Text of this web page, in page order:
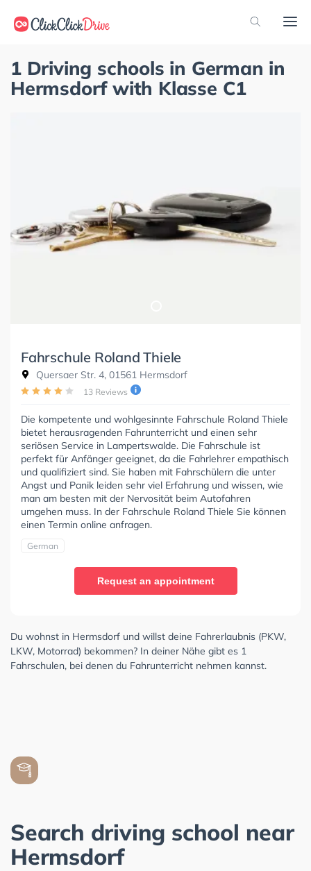
1 Driving schools in German in
Hermsdorf with Klasse C1
Fahrschule Roland Thiele
Quersaer Str. 4, 01561 Hermsdorf
13 Reviews
Die kompetente und wohlgesinnte Fahrschule Roland Thiele
bietet herausragenden Fahrunterricht und einen sehr
seriösen Service in Lampertswalde. Die Fahrschule ist
perfekt für Anfänger geeignet, da die Fahrlehrer empathisch
und qualifiziert sind. Sie haben mit Fahrschülern die unter
Angst und Panik leiden sehr viel Erfahrung und wissen, wie
man am besten mit der Nervosität beim Autofahren
umgehen muss. In der Fahrschule Roland Thiele Sie können
einen Termin online anfragen.
German
Request an appointment
Du wohnst in Hermsdorf und willst deine Fahrerlaubnis (PKW,
LKW, Motorrad) bekommen? In deiner Nähe gibt es 1
Fahrschulen, bei denen du Fahrunterricht nehmen kannst.
Search driving school near
Hermsdorf